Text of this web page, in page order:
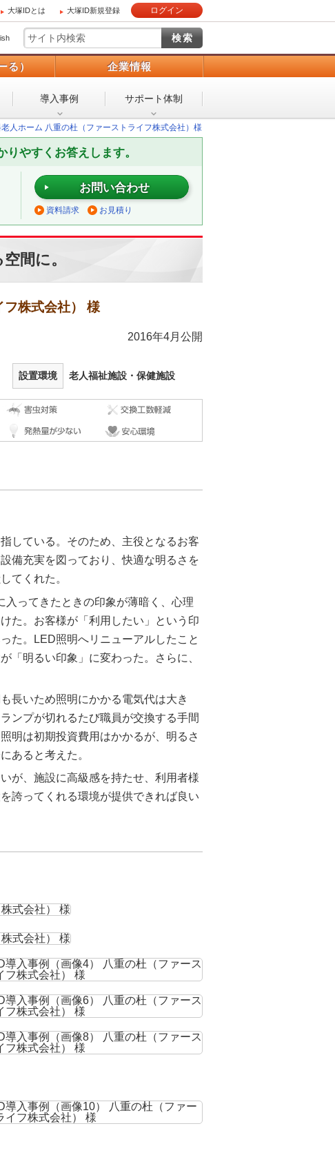
大塚IDとは 大塚ID新規登録 ログイン
る） 企業情報
導入事例 サポート体制
人ホーム 八重の杜（ファーストライフ株式会社）様
やすくお答えします。
お問い合わせ
資料請求 お見積り
間に。
フ株式会社） 様
2016年4月公開
設置環境 老人福祉施設・保健施設
している。そのため、主役となるお客
備充実を図っており、快適な明るさを
てくれた。
ってきたときの印象が薄暗く、心理
た。お客様が「利用したい」という印
た。LED照明へリニューアルしたこと
「明るい印象」に変わった。さらに、
長いため照明にかかる電気代は大き
ンプが切れるたび職員が交換する手間
明は初期投資費用はかかるが、明るさ
あると考えた。
が、施設に高級感を持たせ、利用者様
誇ってくれる環境が提供できれば良い